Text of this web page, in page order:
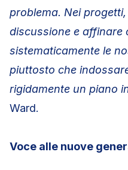
problema. Nei
discussione e affinare
sistematicamente le
piuttosto che
rigidamente un piano
Ward.
Voce alle nuove